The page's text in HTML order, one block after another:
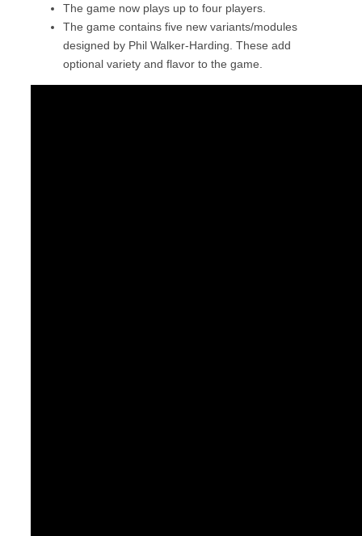
The game now plays up to four players.
The game contains five new variants/modules
designed by Phil Walker-Harding. These add
optional variety and flavor to the game.